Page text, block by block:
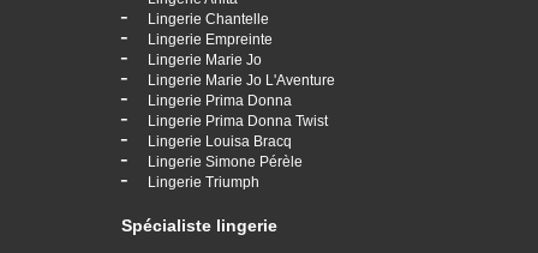
- Lingerie Chantelle
- Lingerie Empreinte
- Lingerie Marie Jo
- Lingerie Marie Jo L'Aventure
- Lingerie Prima Donna
- Lingerie Prima Donna Twist
- Lingerie Louisa Bracq
- Lingerie Simone Pérèle
- Lingerie Triumph
Spécialiste lingerie